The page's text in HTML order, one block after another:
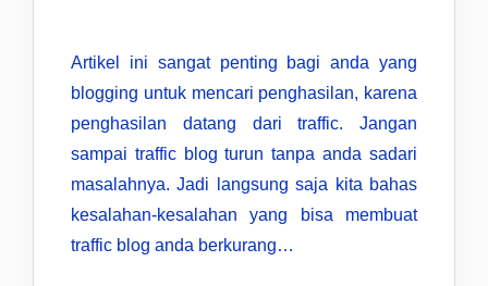
Artikel ini sangat penting bagi anda yang
blogging untuk mencari penghasilan, karena
penghasilan datang dari traffic. Jangan
sampai traffic blog turun tanpa anda sadari
masalahnya. Jadi langsung saja kita bahas
kesalahan-kesalahan yang bisa membuat
traffic blog anda berkurang…